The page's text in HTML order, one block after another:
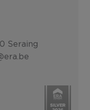
Seraing